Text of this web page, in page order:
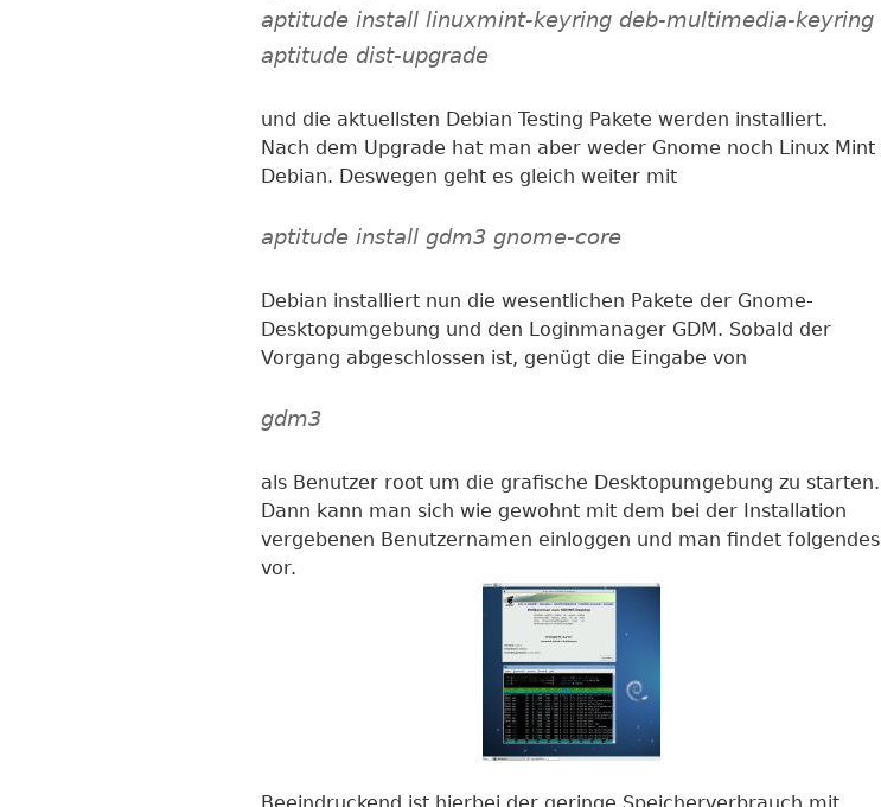
aptitude install linuxmint-keyring deb-multimedia-keyring
aptitude dist-upgrade
und die aktuellsten Debian Testing Pakete werden installiert.
Nach dem Upgrade hat man aber weder Gnome noch Linux Mint
Debian. Deswegen geht es gleich weiter mit
aptitude install gdm3 gnome-core
Debian installiert nun die wesentlichen Pakete der Gnome-
Desktopumgebung und den Loginmanager GDM. Sobald der
Vorgang abgeschlossen ist, genügt die Eingabe von
gdm3
als Benutzer root um die grafische Desktopumgebung zu starten.
Dann kann man sich wie gewohnt mit dem bei der Installation
vergebenen Benutzernamen einloggen und man findet folgendes
vor.